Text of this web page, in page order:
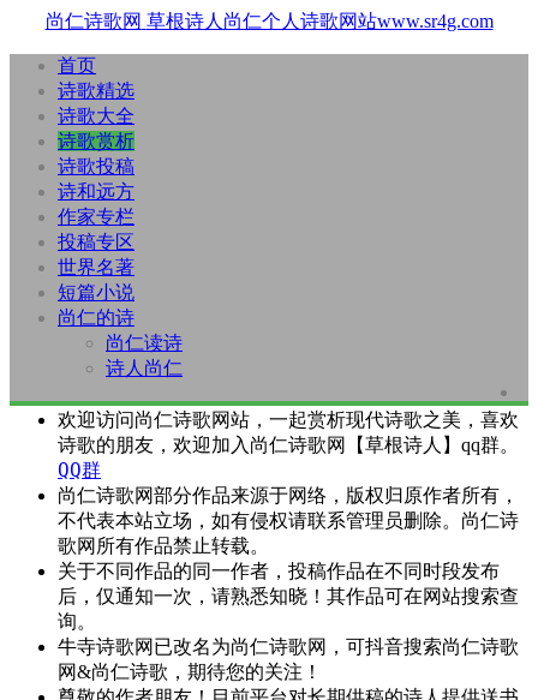
尚仁诗歌网 草根诗人尚仁个人诗歌网站www.sr4g.com
首页
诗歌精选
诗歌大全
诗歌赏析
诗歌投稿
诗和远方
作家专栏
投稿专区
世界名著
短篇小说
尚仁的诗
尚仁读诗
诗人尚仁
欢迎访问尚仁诗歌网站，一起赏析现代诗歌之美，喜欢
诗歌的朋友，欢迎加入尚仁诗歌网【草根诗人】qq群。
QQ群
尚仁诗歌网部分作品来源于网络，版权归原作者所有，
不代表本站立场，如有侵权请联系管理员删除。尚仁诗
歌网所有作品禁止转载。
关于不同作品的同一作者，投稿作品在不同时段发布
后，仅通知一次，请熟悉知晓！其作品可在网站搜索查
询。
牛寺诗歌网已改名为尚仁诗歌网，可抖音搜索尚仁诗歌
网&尚仁诗歌，期待您的关注！